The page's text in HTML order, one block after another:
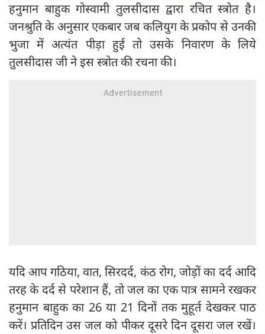
हनुमान बाहुक गोस्वामी तुलसीदास द्वारा रचित स्त्रोत है।
जनश्रुति के अनुसार एकबार जब कलियुग के प्रकोप से उनकी
भुजा में अत्यंत पीड़ा हुई तो उसके निवारण के लिये
तुलसीदास जी ने इस स्त्रोत की रचना की।
यदि आप गठिया, वात, सिरदर्द, कंठ रोग, जोड़ों का दर्द आदि
तरह के दर्द से परेशान हैं, तो जल का एक पात्र सामने रखकर
हनुमान बाहुक का 26 या 21 दिनों तक मुहूर्त देखकर पाठ
करें। प्रतिदिन उस जल को पीकर दूसरे दिन दूसरा जल रखें।